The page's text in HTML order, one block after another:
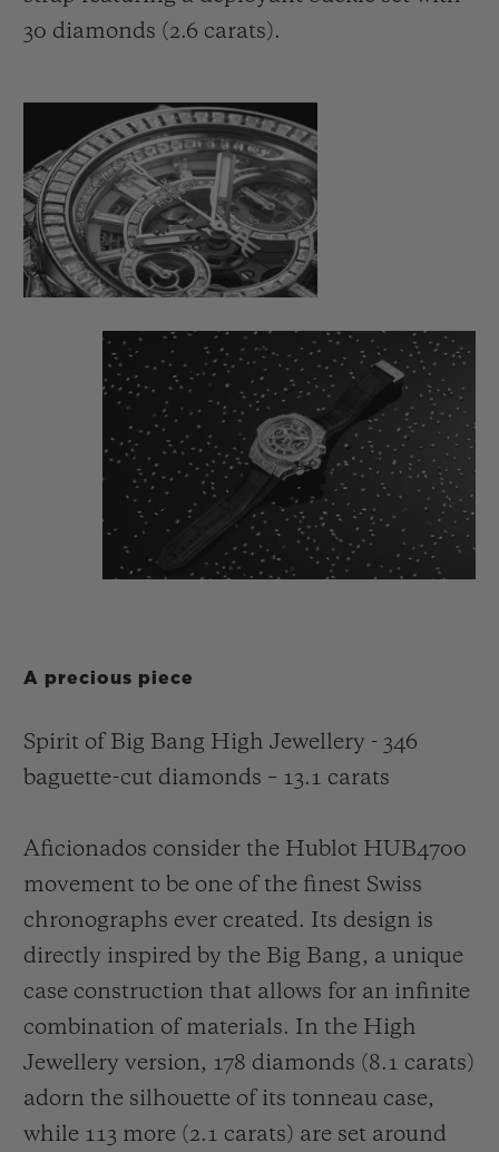
30 diamonds (2.6 carats).
A precious piece
Spirit of Big Bang High Jewellery - 346
baguette-cut diamonds – 13.1 carats
Aficionados consider the Hublot HUB4700
movement to be one of the finest Swiss
chronographs ever created. Its design is
directly inspired by the Big Bang, a unique
case construction that allows for an infinite
combination of materials. In the High
Jewellery version, 178 diamonds (8.1 carats)
adorn the silhouette of its tonneau case,
while 113 more (2.1 carats) are set around